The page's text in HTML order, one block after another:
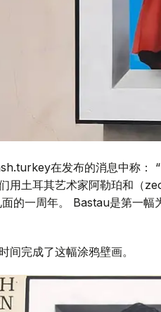
在发布的消息中称：
用土耳其艺术家阿勒珀和（
的一周年。 Bastau是第一
间完成了这幅涂鸦壁画。